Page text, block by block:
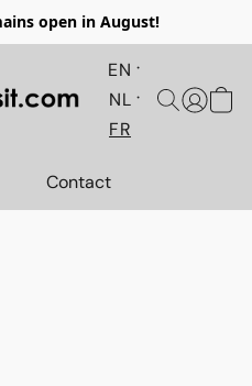
open in August!
EN
NL
FR
Contact